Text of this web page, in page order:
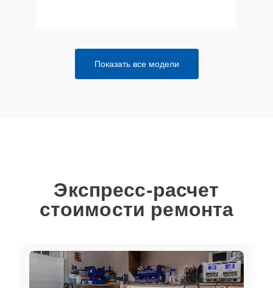
Показать все модели
Экспресс-расчет
стоимости ремонта